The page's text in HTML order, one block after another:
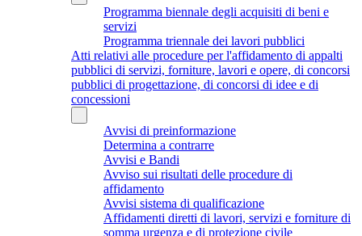
Programma biennale degli acquisiti di beni e
servizi
Programma triennale dei lavori pubblici
Atti relativi alle procedure per l'affidamento di appalti
pubblici di servizi, forniture, lavori e opere, di concorsi
pubblici di progettazione, di concorsi di idee e di
concessioni
Avvisi di preinformazione
Determina a contrarre
Avvisi e Bandi
Avviso sui risultati delle procedure di
affidamento
Avvisi sistema di qualificazione
Affidamenti diretti di lavori, servizi e forniture di
somma urgenza e di protezione civile